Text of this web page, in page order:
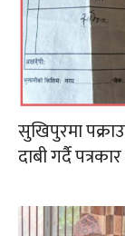
सुखिपुरमा
दाबी गर्दै